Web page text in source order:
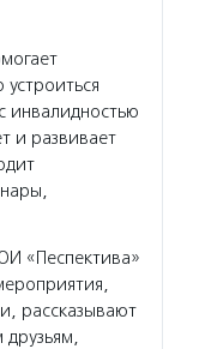
инвалидностью
и развивает
«Песпектива»
рассказывают